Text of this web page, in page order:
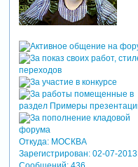
Откуда:МОСКВА
Зарегистрирован: 02-07-2013